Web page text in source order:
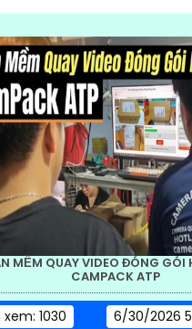
MỀM QUAY VIDEO ĐÓNG GÓI
CAMPACK ATP
xem: 1030
6/30/2026